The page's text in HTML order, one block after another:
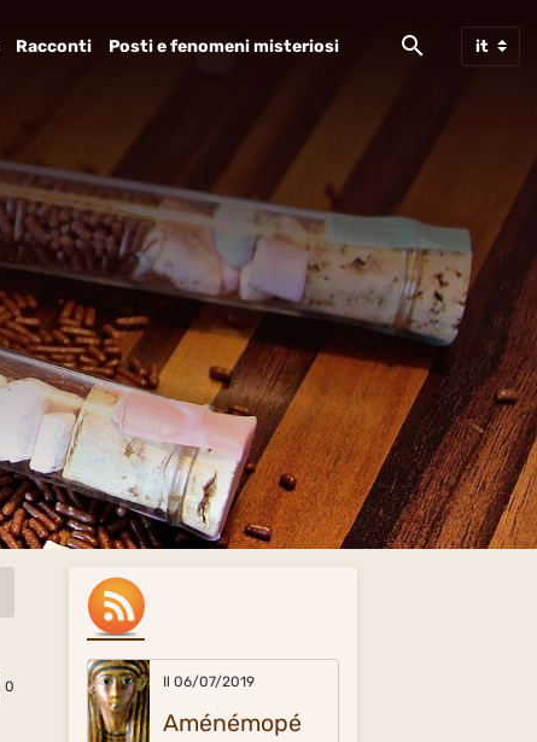
Racconti Posti e fenomeni misteriosi
0 Il 06/07/2019
Aménémopé